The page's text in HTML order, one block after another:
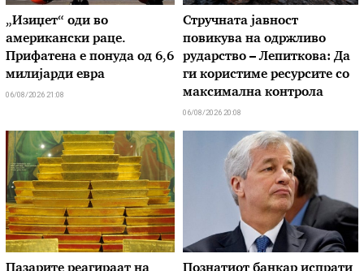
„Изиџет“ оди во
американски раце.
Прифатена е понуда од 6,6
милијарди евра
06/08/2026 21:08
Стручната јавност
повикува на одржливо
рударство – Лепиткова: Да
ги користиме ресурсите со
максимална контрола
06/08/2026 20:08